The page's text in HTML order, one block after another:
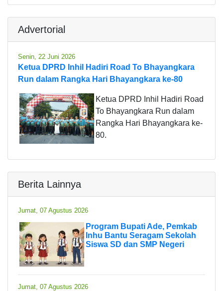
Advertorial
Senin, 22 Juni 2026
Ketua DPRD Inhil Hadiri Road To Bhayangkara
Run dalam Rangka Hari Bhayangkara ke-80
Ketua DPRD Inhil Hadiri Road
To Bhayangkara Run dalam
Rangka Hari Bhayangkara ke-
80.
Berita Lainnya
Jumat, 07 Agustus 2026
Program Bupati Ade, Pemkab
Inhu Bantu Seragam Sekolah
Siswa SD dan SMP Negeri
Jumat, 07 Agustus 2026